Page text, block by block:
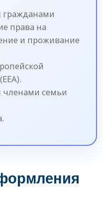
права на
и проживание
семьи